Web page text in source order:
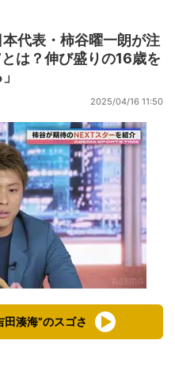
本代表・柿谷曜一朗が注
は？伸び盛りの16歳を
2025/04/16 11:50
田湊海”のスゴさ